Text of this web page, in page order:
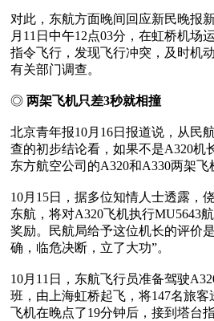
对此，东航方面晚间回应新民晚报
月11日中午12点03分，在虹桥机场
指令飞行，发现飞行冲突，及时机
有关部门调查。
◎ 两架飞机只差3秒就相撞
北京青年报10月16日报道说，从民
查的初步结论看，如果不是A320机
东方航空公司的A320和A330两架飞
10月15日，据多位知情人士透露，
东航，将对A320飞机执行MU5643
奖励。民航局给予这位机长的评价
确，临危决断，立了大功”。
10月11日，东航飞行员准备驾驶
班，由上海虹桥起飞，将147名旅客
飞机在晚点了19分钟后，接到塔台